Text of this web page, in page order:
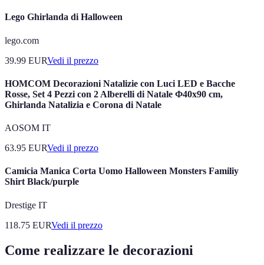
Lego Ghirlanda di Halloween
lego.com
39.99 EURVedi il prezzo
HOMCOM Decorazioni Natalizie con Luci LED e Bacche
Rosse, Set 4 Pezzi con 2 Alberelli di Natale Φ40x90 cm,
Ghirlanda Natalizia e Corona di Natale
AOSOM IT
63.95 EURVedi il prezzo
Camicia Manica Corta Uomo Halloween Monsters Familiy
Shirt Black/purple
Drestige IT
118.75 EURVedi il prezzo
Come realizzare le decorazioni